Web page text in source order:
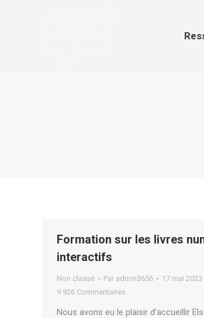
Formation sur les livres
interactifs
Non classé Par admin3656
17 mai 2023
9 926 Commentaires
Nous avons eu le plaisir d’accueillir